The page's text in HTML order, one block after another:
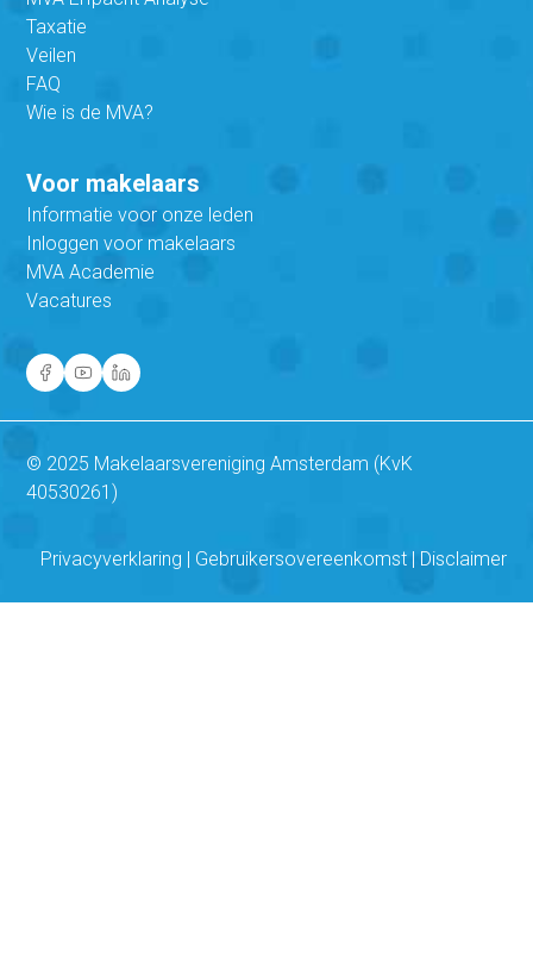
Taxatie
Veilen
FAQ
Wie is de MVA?
Voor makelaars
Informatie voor onze leden
Inloggen voor makelaars
MVA Academie
Vacatures
© 2025 Makelaarsvereniging Amsterdam (KvK
40530261)
Privacyverklaring Gebruikersovereenkomst Disclaimer